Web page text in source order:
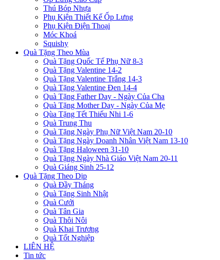
Thú Bóp Nhựa
Phụ Kiện Thiết Kế Ốp Lưng
Phụ Kiện Điện Thoại
Móc Khoá
Squishy
Quà Tặng Theo Mùa
Quà Tặng Quốc Tế Phụ Nữ 8-3
Quà Tặng Valentine 14-2
Quà Tặng Valentine Trắng 14-3
Quà Tặng Valentine Đen 14-4
Quà Tặng Father Day - Ngày Của Cha
Quà Tặng Mother Day - Ngày Của Mẹ
Qùa Tặng Tết Thiếu Nhi 1-6
Quà Trung Thu
Quà Tặng Ngày Phụ Nữ Việt Nam 20-10
Quà Tặng Ngày Doanh Nhân Việt Nam 13-10
Quà Tặng Haloween 31-10
Quà Tặng Ngày Nhà Giáo Việt Nam 20-11
Quà Giáng Sinh 25-12
Quà Tặng Theo Dịp
Quà Đầy Tháng
Quà Tặng Sinh Nhật
Quà Cưới
Quà Tân Gia
Quà Thôi Nôi
Quà Khai Trương
Quà Tốt Nghiệp
LIÊN HỆ
Tin tức